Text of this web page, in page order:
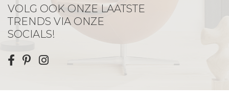
VOLG OOK ONZE LAATSTE
TRENDS VIA ONZE
SOCIALS!